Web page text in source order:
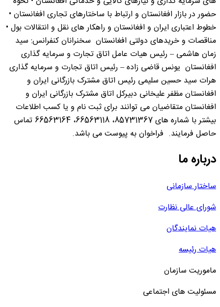
حضور در بازار افغانستان و ارتباط با ساختارهای تجاری افغانستان •
خطوط اعتباری ایران و افغانستان و راهکار های نقل و انتقالات بول •
مناقصات و خریدهای دولتی افغانستان سخنرانان کنفرانس: سید
زمان هاشمی – رئیس هیات عامل اتاق تجارت و سرمایه گذاری
افغانستان یونس قاضی زاده – رئیس اتاق تجارت و سرمایه گذاری
هرات سید حسین سلیمی رئیس اتاق مشترک بازرگانی ایران و
افغانستان مظفر علیخانی دبیرکل اتاق مشترک بازرگانی ایران و
افغانستان متقاضیان می توانند برای ثبت نام و یا کسب اطلاعات
بیشتر با شماره های 85731367، 66563118، 66563164 تماس
حاصل فرمایند. فراخوان به پیوست می باشد.
درباره ما
ساختار سازمانی
شورای عالی نظارت
هیات نمایندگان
هیات رئیسه
ماموریت سازمان
مسئولیت های اجتماعی